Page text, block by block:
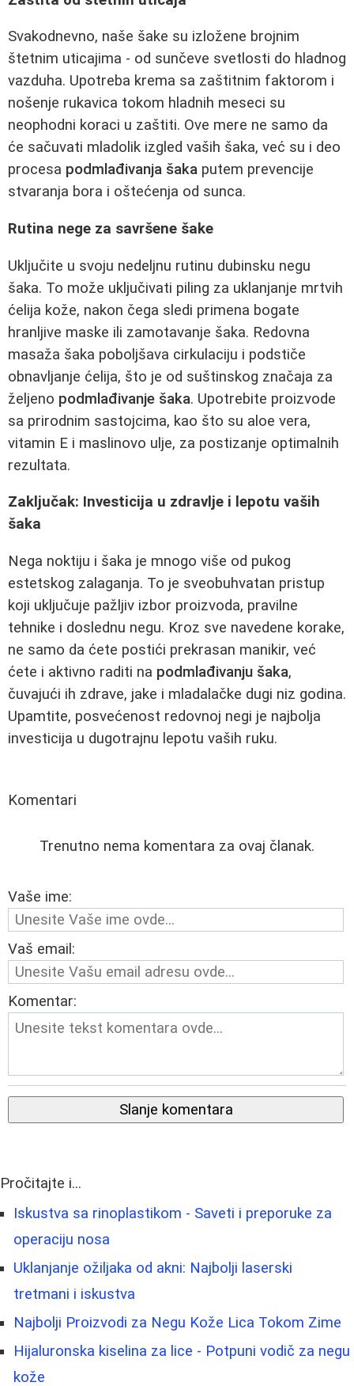
Svakodnevno, naše šake su izložene brojnim
štetnim uticajima - od sunčeve svetlosti do hladnog
vazduha. Upotreba krema sa zaštitnim faktorom i
nošenje rukavica tokom hladnih meseci su
neophodni koraci u zaštiti. Ove mere ne samo da
će sačuvati mladolik izgled vaših šaka, već su i deo
procesa podmlađivanja šaka putem prevencije
stvaranja bora i oštećenja od sunca.
Rutina nege za savršene šake
Uključite u svoju nedeljnu rutinu dubinsku negu
šaka. To može uključivati piling za uklanjanje mrtvih
ćelija kože, nakon čega sledi primena bogate
hranljive maske ili zamotavanje šaka. Redovna
masaža šaka poboljšava cirkulaciju i podstiče
obnavljanje ćelija, što je od suštinskog značaja za
željeno podmlađivanje šaka. Upotrebite proizvode
sa prirodnim sastojcima, kao što su aloe vera,
vitamin E i maslinovo ulje, za postizanje optimalnih
rezultata.
Zaključak: Investicija u zdravlje i lepotu vaših
šaka
Nega noktiju i šaka je mnogo više od pukog
estetskog zalaganja. To je sveobuhvatan pristup
koji uključuje pažljiv izbor proizvoda, pravilne
tehnike i doslednu negu. Kroz sve navedene korake,
ne samo da ćete postići prekrasan manikir, već
ćete i aktivno raditi na podmlađivanju šaka,
čuvajući ih zdrave, jake i mladalačke dugi niz godina.
Upamtite, posvećenost redovnoj negi je najbolja
investicija u dugotrajnu lepotu vaših ruku.
Komentari
Trenutno nema komentara za ovaj članak.
Vaše ime:
Vaš email:
Komentar:
Slanje komentara
Pročitajte i...
Iskustva sa rinoplastikom - Saveti i preporuke za
operaciju nosa
Uklanjanje ožiljaka od akni: Najbolji laserski
tretmani i iskustva
Najbolji Proizvodi za Negu Kože Lica Tokom Zime
Hijaluronska kiselina za lice - Potpuni vodič za negu
kože